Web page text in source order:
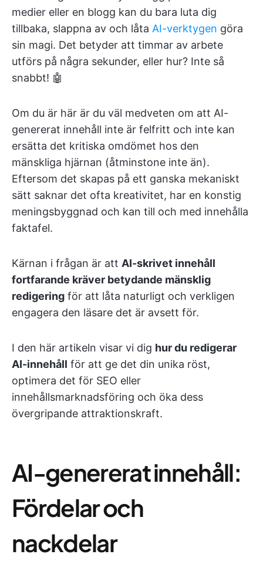
medier eller en blogg kan du bara luta dig
tillbaka, slappna av och låta AI-verktygen göra
sin magi. Det betyder att timmar av arbete
utförs på några sekunder, eller hur? Inte så
snabbt! 🤖
Om du är här är du väl medveten om att AI-
genererat innehåll inte är felfritt och inte kan
ersätta det kritiska omdömet hos den
mänskliga hjärnan (åtminstone inte än).
Eftersom det skapas på ett ganska mekaniskt
sätt saknar det ofta kreativitet, har en konstig
meningsbyggnad och kan till och med innehålla
faktafel.
Kärnan i frågan är att AI-skrivet innehåll
fortfarande kräver betydande mänsklig
redigering för att låta naturligt och verkligen
engagera den läsare det är avsett för.
I den här artikeln visar vi dig hur du redigerar
AI-innehåll för att ge det din unika röst,
optimera det för SEO eller
innehållsmarknadsföring och öka dess
övergripande attraktionskraft.
AI-genererat innehåll:
Fördelar och
nackdelar